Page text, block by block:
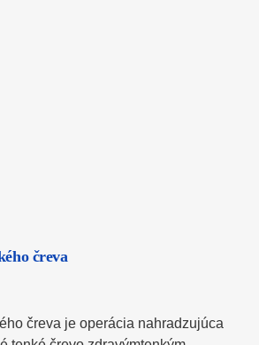
čreva
čreva je operácia nahradzujúca